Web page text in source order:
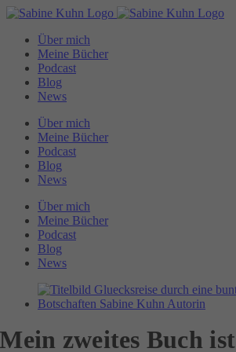
Zum
springenÜber mich
Meine Bücher
Podcast
Blog
News
Über mich
Meine Bücher
Podcast
Blog
News
Über mich
Meine Bücher
Podcast
Blog
News
Zeige
grösseres
Mein zweites Buch ist